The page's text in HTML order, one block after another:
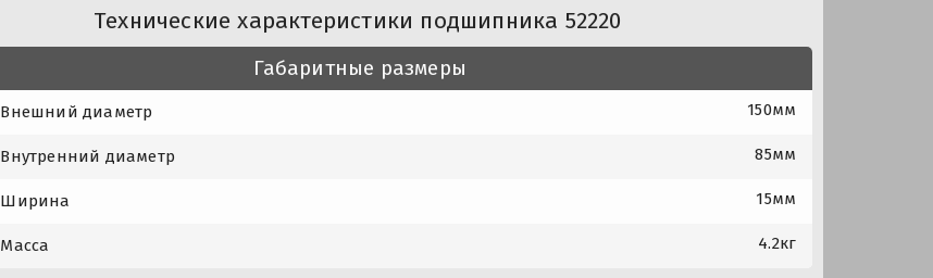
Технические характеристики подшипника 52220
Габаритные размеры
Внешний диаметр 150мм
Внутренний диаметр 85мм
Ширина 15мм
Масса 4.2кг